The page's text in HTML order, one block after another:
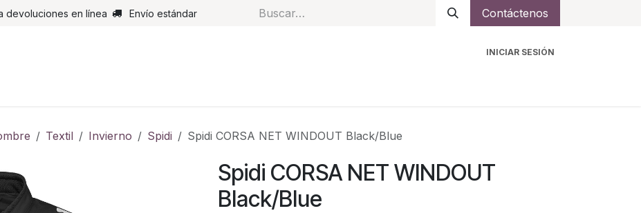
devoluciones en línea Envío estándar Contáctenos
INICIAR SESIÓN
Textil Invierno Spidi Spidi CORSA NET WINDOUT Black/Blue
Spidi CORSA NET WINDOUT
Black/Blue